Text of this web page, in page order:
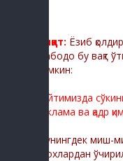
Диққат: Ёзиб
Мабодо бу вақт
мумкин:
Сайтимизда
реклама ва
Шунингдек миш-
изохлардан